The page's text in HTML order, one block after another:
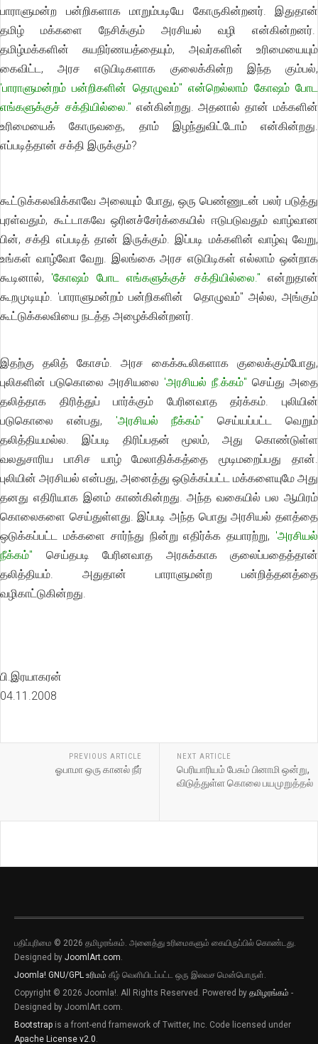
பாராளுமன்ற பன்றிகளாக மாறும்படியே கோருகின்றனர். இதுதான்
தமிழ் மக்களை நேசிக்கும் அரசியல் வழி என்கின்றனர்.
தமிழ்மக்களின் சுயநிர்ணயத்தையும், அவர்களின் உரிமையையும்
கைவிட்ட, அரச எடுபிடிகளாக குலைக்கின்ற இந்த கும்பல்,
'பாராளுமன்றம் பன்றிகளின் தொழுவம்" என்றெல்லாம் கோஷம் போட
எங்களுக்குச் சக்தியில்லை." என்கின்றது. அதனால் தான் மக்களின்
உரிமையைக் கோருவதை, தாம் இழந்துவிட்டோம் என்கின்றது.
எப்படித்தான் சக்தி இருக்கும்?
கூட்டுக்கலவிக்காவே அலையும் போது, ஒரு பெண்ணுடன் பலர் படுத்து
புரள்வதும், கூட்டாகவே ஒரினச்சேர்க்கையில் ஈடுபடுவதும் வாழ்வான
பின், சக்தி எப்படித் தான் இருக்கும். இப்படி மக்களின் வாழ்வு வேறு,
உங்கள் வாழ்வோ வேறு. இலங்கை அரச எடுபிடிகள் எல்லாம் ஒன்றாக
கூடினால், 'கோஷம் போட எங்களுக்குச் சக்தியில்லை." என்றுதான்
கூறமுடியும். 'பாராளுமன்றம் பன்றிகளின் தொழுவம்" அல்ல, அங்கும்
கூட்டுக்கலவியை நடத்த அழைக்கின்றனர்.
இதற்கு தலித் கோசம். அரச கைக்கூலிகளாக குலைக்கும்போது,
புலிகளின் படுகொலை அரசியலை 'அரசியல் நீ.க்கம்" செய்து அதை
தலித்தாக திரித்துப் பார்க்கும் பேரினவாத தர்க்கம். புலியின்
படுகொலை என்பது, 'அரசியல் நீக்கம்" செய்யப்பட்ட வெறும்
தலித்தியமல்ல. இப்படி திரிப்பதன் மூலம், அது கொண்டுள்ள
வலதுசாரிய பாசிச யாழ் மேலாதிக்கத்தை மூடிமறைப்பது தான்.
புலியின் அரசியல் என்பது, அனைத்து ஒடுக்கப்பட்ட மக்களையுமே அது
தனது எதிரியாக இனம் காண்கின்றது. அந்த வகையில் பல ஆயிரம்
கொலைகளை செய்துள்ளது. இப்படி அந்த பொது அரசியல் தளத்தை
ஒடுக்கப்பட்ட மக்களை சார்ந்து நின்று எதிர்க்க தயாரற்று, 'அரசியல்
நீக்கம்" செய்தபடி பேரினவாத அரசுக்காக குலைப்பதைத்தான்
தலித்தியம். அதுதான் பாராளுமன்ற பன்றித்தனத்தை
வழிகாட்டுகின்றது.
பி.இரயாகரன்
04.11.2008
PREVIOUS ARTICLE
ஓபாமா ஒரு கானல் நீர்
NEXT ARTICLE
பெரியாரியம் பேசும் பினாமி ஒன்று,
விடுத்துள்ள கொலை பயமுறுத்தல்
பதிப்புரிமை © 2026 தமிழரங்கம். அனைத்து உரிமைகளும் கையிருப்பில் கொண்டது.
Designed by JoomlArt.com.
Joomla! GNU/GPL உரிமம் கீழ் வெளியிடப்பட்ட ஒரு இலவச மென்பொருள்.
Copyright © 2026 Joomla!. All Rights Reserved. Powered by தமிழரங்கம் -
Designed by JoomlArt.com.
Bootstrap is a front-end framework of Twitter, Inc. Code licensed under
Apache License v2.0.
புதிய இடுகைகளுக்கான அறிவிப்புகளை
பெறவிரும்பின் விருப்பு அழுத்தியை அழுத்தி
தெரிவிக்கவும்
புதிய இடுகைகளுக்கான அறிவிப்புகளை
பெறவிரும்பின் விருப்பு அழுத்தியை அழுத்தி
தெரிவிக்கவும்